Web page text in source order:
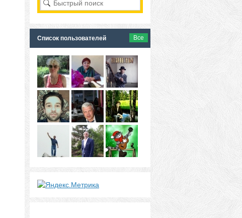
Список пользователей Все